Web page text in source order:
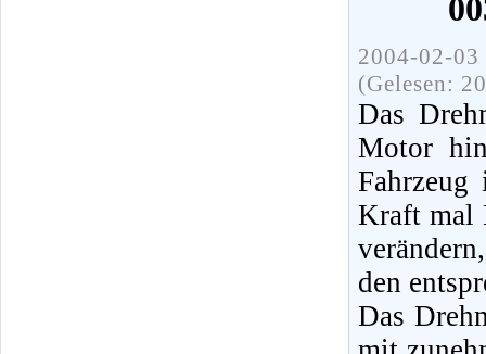
2004-02-
(Gelesen:
Das
Motor
Kraft mal
den
Das